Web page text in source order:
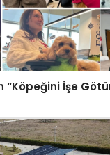
“Köpeğini İşe